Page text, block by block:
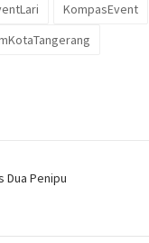
KompasEvent
Dua Penipu